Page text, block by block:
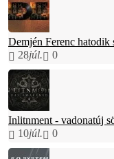
Demjén Ferenc hatodik
28júl. 0
Inlitnment - vadonatúj
10júl. 0